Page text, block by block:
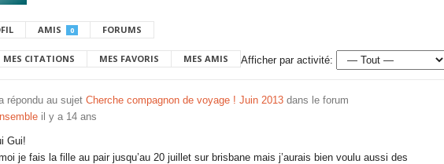
AMIS 0 FORUMS
MES CITATIONS MES FAVORIS MES AMIS Afficher par activité:
répondu au sujet Cherche compagnon de voyage ! Juin 2013 dans le forum
il y a 14 ans
Gui!
je fais la fille au pair jusqu’au 20 juillet sur brisbane mais j’aurais bien voulu aussi des